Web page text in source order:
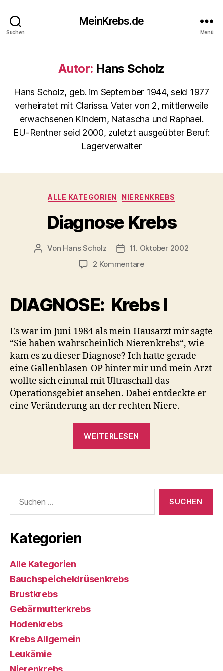
Suchen
MeinKrebs.de
Menü
Autor: Hans Scholz
Hans Scholz, geb. im September 1944, seid 1977
verheiratet mit Clarissa. Vater von 2, mittlerweile
erwachsenen Kindern, Natascha und Raphael.
EU-Rentner seid 2000, zuletzt ausgeübter Beruf:
Lagerverwalter
Kategorien
ALLE KATEGORIEN NIERENKREBS
Diagnose Krebs
Beitragsautor
Von Hans Scholz Veröffentlichungsdatum
11. Oktober 2002
2 Kommentarezu
DIAGNOSE: Krebs I
Es war im Juni 1984 als mein Hausarzt mir sagte
“Sie haben wahrscheinlich Nierenkrebs“, wie
kam es zu dieser Diagnose? Ich hatte gerade
eine Gallenblasen-OP hinter mir und mein Arzt
wollte sich einmal mit Ultraschall das
Operationsgebiet ansehen. Dabei entdeckte er
eine Veränderung an der rechten Niere.
WEITERLESEN
nach:
Kategorien
Alle Kategorien
Bauchspeicheldrüsenkrebs
Brustkrebs
Gebärmutterkrebs
Hodenkrebs
Krebs Allgemein
Leukämie
Nierenkrebs